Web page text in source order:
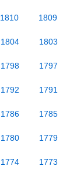
1810 1809
1804 1803
1798 1797
1792 1791
1786 1785
1780 1779
1774 1773